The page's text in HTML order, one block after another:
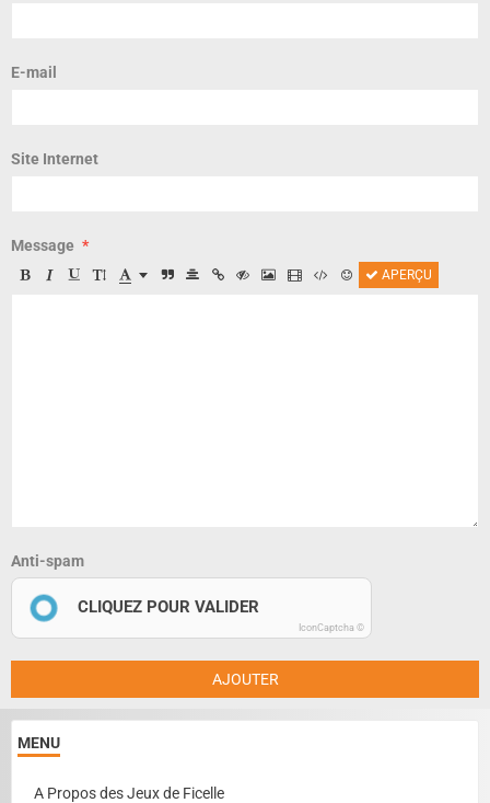
E-mail
Site Internet
Message
APERÇU
Anti-spam
CLIQUEZ POUR VALIDER
IconCaptcha ©
AJOUTER
MENU
A Propos des Jeux de Ficelle